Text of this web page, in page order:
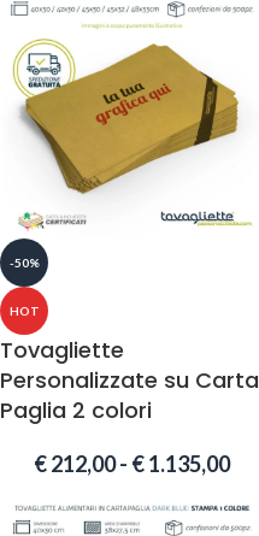
-50%
HOT
Tovagliette
Personalizzate su Carta
Paglia 2 colori
€212,00- €1.135,00